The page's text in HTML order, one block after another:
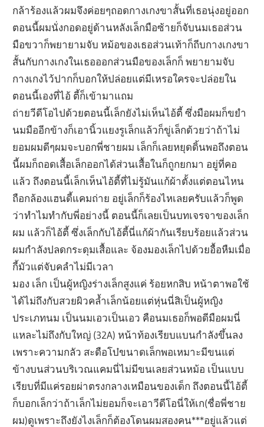
กล้าร้องแล้วผมจึงค่อยๆถอดกางเกงขาสั้นที่เธอนุ่งอยู่ออก
ตอนนี้ผมนั่งกอดอยู่ด้านหลังเล็กมือซ้ายก็จับนมเธอส่วน
มือขวาก็พยายามจับ หม้อของเธอส่วนเท้าก็ถีบกางเกงขา
สั้นกับกางเกงในเธอออกส่วนมือของเล็กก็ พยายามจับ
กางเกงไว้ปากก็บอกให้ปล่อยแต่มีเหรอใครจะปล่อยใน
ตอนนี้เองที่ไอ้ ตี้ก็เข้ามาแถม
ถ่ายวีดีโอไปด้วยตอนนี้เล็กยังไม่เห็นไอ้ตี้ ซึ่งมือผมก็ขยำ
นมมืออีกข้างก็เอานิ้วแยงรูเล็กแล้วก็ขู่เล็กด้วยว่าถ้าไม่
ยอมผมดีๆผมจะบอกพี่ชายผม เล็กก็เลยหยุดดิ้นพอถึงตอน
นี้ผมก็ถอดเสื้อเล็กออกได้ส่วนเสื้อในก็ถูกยกมา อยู่ที่คอ
แล้ว ถึงตอนนี้เล็กเห็นไอ้ตี้ที่ไม่รู้มันแก้ผ้าตั้งแต่ตอนไหน
ถือกล้องแฮนดี้แคมถ่าย อยู่เล็กก็ร้องไหเลยครับแล้วก็พูด
ว่าทำไมทำกับพี่อย่างนี้ ตอนนี้ก็เลยเป็นบทเจรจาของเล็ก
ผม แล้วก็ไอ้ตี้ ซึ่งเล็กกับไอ้ตี้นี่แก้ผ้ากันเรียบร้อยแล้วส่วน
ผมกำลังปลดกระดุมเสื้อและ จ้องมองเล็กไปด้วยอื้อหืมเมื่อ
กี้มัวแต่จับคลำไม่มีเวลา
มอง เล็ก เป็นผู้หญิงร่างเล็กสูงแค่ ร้อยหกสิบ หน้าตาพอใช้
ได้ไม่ถึงกับสวยผิวคล้ำเล็กน้อยแต่หุ่นนี่สิเป็นผู้หญิง
ประเภทนม เป็นนมเอวเป็นเอว คือนมเธอก็พอดีมือผมนี่
แหละไม่ถึงกับใหญ่ (32A) หน้าท้องเรียบแบนกำลังขึ้นลง
เพราะความกลัว สะดือโบ๋ขนาดเล็กพอเหมาะมีขนแต่
ข้างบนส่วนบริเวณแคมนี่ไม่มีขนเลยส่วนหม้อ เป็นแบบ
เรียบที่มีแค่รอยผ่าตรงกลางเหมือนของเด็ก ถึงตอนนี้ไอ้ตี้
ก็บอกเล็กว่าถ้าเล็กไม่ยอมก็จะเอาวีดีโอนี่ให้เก(ชื่อพี่ชาย
ผม)ดูเพราะถึงยังไงเล็กก็ต้องโดนผมสองคน***อยู่แล้วแต่